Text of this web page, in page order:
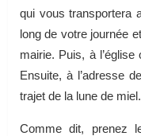
qui vous transportera
long de votre journée
mairie. Puis, à
Ensuite, à l’adresse
trajet de la lune de miel.
Comme dit, prenez